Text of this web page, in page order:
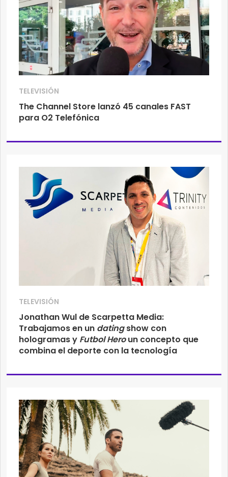
TELEVISIÓN
The Channel Store lanzó 45 canales FAST
para O2 Telefónica
TELEVISIÓN
Jonathan Wul de Scarpetta Media:
Trabajamos en un datingshow con
hologramas y Futbol Heroun concepto que
combina el deporte con la tecnología